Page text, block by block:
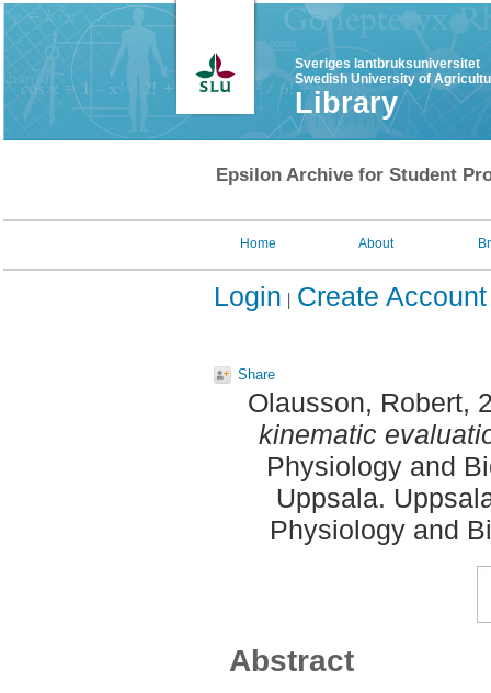
Sveriges lantbruksuniversitet
Swedish University of
Library
Epsilon Archive for Student
Home About
Login Create Account
Share
Olausson, Robert,
kinematic
Physiology and
Uppsala.
Physiology and
Abstract